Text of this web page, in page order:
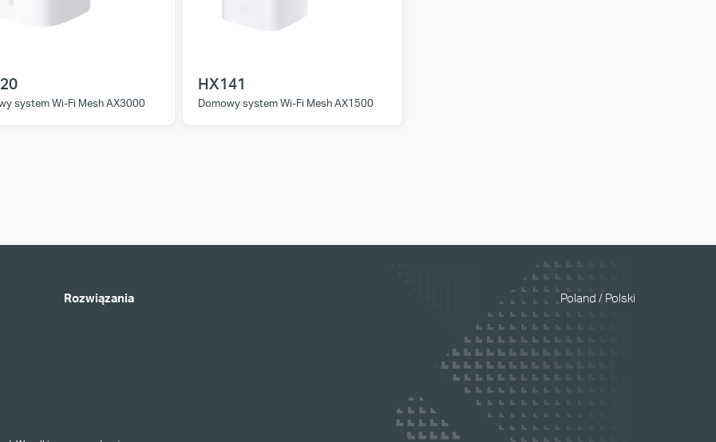
system Wi-Fi Mesh AX3000
HX141
Domowy system Wi-Fi Mesh AX1500
Rozwiązania Poland / Polski